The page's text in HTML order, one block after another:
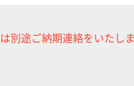
途ご納期連絡をいたしま